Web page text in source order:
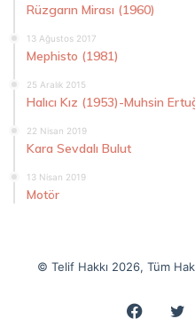
Rüzgarın Mirası (1960)
13 Ağustos 2017
Mephisto (1981)
25 Aralık 2015
Halıcı Kız (1953)-Muhsin
22 Nisan 2019
Kara Sevdalı Bulut
13 Nisan 2019
Motör
© Telif Hakkı 2026, Tüm